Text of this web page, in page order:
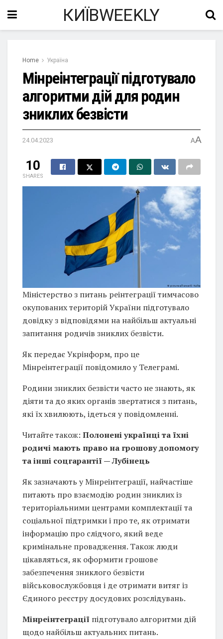
КИЇВWEEKLY
Home Україна
Мінреінтеграції підготувало
алгоритми дій для родин
зниклих безвісти
24.04.2023 AA
10
SHARES
Міністерство з питань реінтеграції тимчасово
окупованих територій України підготувало
довідку з відповідями на найбільш актуальні
запитання родичів зниклих безвісти.
Як передає Укрінформ, про це
Мінреінтеграції повідомило у Телеграмі.
Родини зниклих безвісти часто не знають, як
діяти та до яких органів звертатися з питань,
які їх хвилюють, ідеться у повідомленні.
Читайте також: Полонені українці та їхні
родичі мають право на грошову допомогу
та інші соцгарантії — Лубінець
Як зазначають у Мінреінтеграції, найчастіше
питають про взаємодію родин зниклих із
територіальними центрами комплектації та
соціальної підтримки і про те, як отримати
інформацію про слідчого, який веде
кримінальне провадження. Також люди
цікавляться, як оформити грошове
забезпечення зниклого безвісти
військовослужбовця і де отримати витяг із
Єдиного реєстру досудових розслідувань.
Мінреінтеграції підготувало алгоритми дій
щодо найбільш актуальних питань.